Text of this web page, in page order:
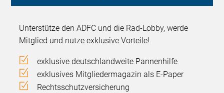
Unterstütze den ADFC und die Rad-Lobby, werde
Mitglied und nutze exklusive Vorteile!
exklusive deutschlandweite Pannenhilfe
exklusives Mitgliedermagazin als E-Paper
Rechtsschutzversicherung